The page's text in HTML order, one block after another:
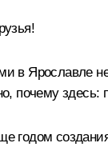
в Ярославле не
почему
годом